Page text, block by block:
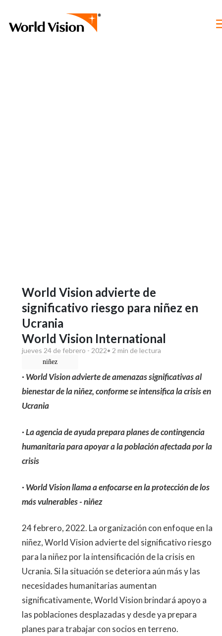
World Vision advierte de
significativo riesgo para niñez en
Ucrania
World Vision International
jueves 24 de febrero - 2022• 2 min de lectura
niñez
· World Vision advierte de amenazas significativas al
bienestar de la niñez, conforme se intensifica la crisis en
Ucrania
· La agencia de ayuda prepara planes de contingencia
humanitaria para apoyar a la población afectada por la
crisis
· World Vision llama a enfocarse en la protección de los
más vulnerables - niñez
24 febrero, 2022. La organización con enfoque en la
niñez, World Vision advierte del significativo riesgo
para la niñez por la intensificación de la crisis en
Ucrania. Si la situación se deteriora aún más y las
necesidades humanitarias aumentan
significativamente, World Vision brindará apoyo a
las poblaciones desplazadas y desde ya prepara
planes para trabajar con socios en terreno.